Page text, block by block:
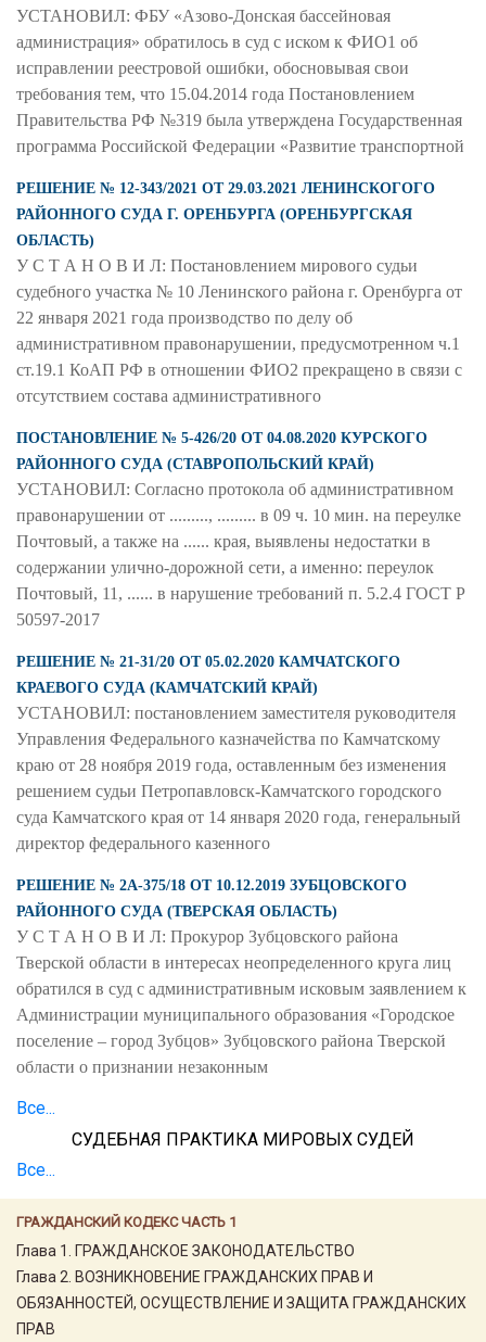
ГРАЖДАНСКИЙ КОДЕКС ЧАСТЬ 1
Глава 1. ГРАЖДАНСКОЕ ЗАКОНОДАТЕЛЬСТВО
Глава 2. ВОЗНИКНОВЕНИЕ ГРАЖДАНСКИХ ПРАВ И
ОБЯЗАННОСТЕЙ, ОСУЩЕСТВЛЕНИЕ И ЗАЩИТА ГРАЖДАНСКИХ
ПРАВ
УСТАНОВИЛ: ФБУ «Азово-Донская бассейновая
администрация» обратилось в суд с иском к ФИО1 об
исправлении реестровой ошибки, обосновывая свои
требования тем, что 15.04.2014 года Постановлением
Правительства РФ №319 была утверждена Государственная
программа Российской Федерации «Развитие транспортной
РЕШЕНИЕ № 12-343/2021 ОТ 29.03.2021 ЛЕНИНСКОГОГО
РАЙОННОГО СУДА Г. ОРЕНБУРГА (ОРЕНБУРГСКАЯ
ОБЛАСТЬ)
У С Т А Н О В И Л: Постановлением мирового судьи
судебного участка № 10 Ленинского района г. Оренбурга от
22 января 2021 года производство по делу об
административном правонарушении, предусмотренном ч.1
ст.19.1 КоАП РФ в отношении ФИО2 прекращено в связи с
отсутствием состава административного
ПОСТАНОВЛЕНИЕ № 5-426/20 ОТ 04.08.2020 КУРСКОГО
РАЙОННОГО СУДА (СТАВРОПОЛЬСКИЙ КРАЙ)
УСТАНОВИЛ: Согласно протокола об административном
правонарушении от ........., ......... в 09 ч. 10 мин. на переулке
Почтовый, а также на ...... края, выявлены недостатки в
содержании улично-дорожной сети, а именно: переулок
Почтовый, 11, ...... в нарушение требований п. 5.2.4 ГОСТ Р
50597-2017
РЕШЕНИЕ № 21-31/20 ОТ 05.02.2020 КАМЧАТСКОГО
КРАЕВОГО СУДА (КАМЧАТСКИЙ КРАЙ)
УСТАНОВИЛ: постановлением заместителя руководителя
Управления Федерального казначейства по Камчатскому
краю от 28 ноября 2019 года, оставленным без изменения
решением судьи Петропавловск-Камчатского городского
суда Камчатского края от 14 января 2020 года, генеральный
директор федерального казенного
РЕШЕНИЕ № 2А-375/18 ОТ 10.12.2019 ЗУБЦОВСКОГО
РАЙОННОГО СУДА (ТВЕРСКАЯ ОБЛАСТЬ)
У С Т А Н О В И Л: Прокурор Зубцовского района
Тверской области в интересах неопределенного круга лиц
обратился в суд с административным исковым заявлением к
Администрации муниципального образования «Городское
поселение – город Зубцов» Зубцовского района Тверской
области о признании незаконным
Все...
СУДЕБНАЯ ПРАКТИКА МИРОВЫХ СУДЕЙ
Все...